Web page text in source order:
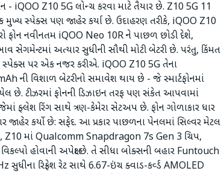
- iQOO Z10 5G લોન્ચ કરવા માટે તૈયાર છે. Z10 5G 11
મુખ્ય સ્પેક્સ પણ જાહેર કર્યા છે. ઉદાહરણ તરીકે, iQOO Z10
નવીનતમ iQOO Neo 10R ને પાછળ છોડી દેશે,
સેગમેન્ટમાં અત્યાર સુધીની સૌથી મોટી બેટરી છે. પરંતુ, કિંમત
સ્પેક્સ પર એક નજર કરીએ. iQOO Z10 5G તેના
ની વિશાળ બેટરીનો સમાવેશ થાય છે - જે સ્માર્ટફોનમાં
છે. ટીઝરમાં ફોનની ડિઝાઇન તરફ પણ સંકેત આપવામાં
ફ્લેશ રિંગ સાથે ત્રણ-કેમેરા સેટઅપ છે. ફોન ગોળાકાર ધાર
જાહેર કર્યો છે: સફેદ. આ પ્રકાર પાછળના પેનલમાં સિલ્વર મેટલ
Z10 માં Qualcomm Snapdragon 7s Gen 3 ચિપ,
હોવાની અપેક્ષા છે. તે સીધા બોક્સની બહાર Funtouch
રિફ્રેશ રેટ સાથે 6.67-ઇંચ ક્વાડ-કર્વ્ડ AMOLED